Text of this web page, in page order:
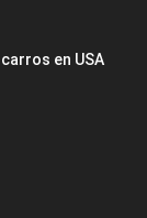
en USA